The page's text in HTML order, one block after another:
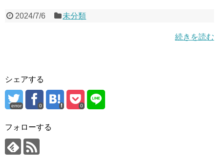
2024/7/6 未分類
続きを読む
シェアする
error 0 0
フォローする